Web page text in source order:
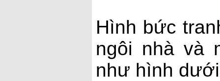
Hình bức
ngôi nhà và
như hình